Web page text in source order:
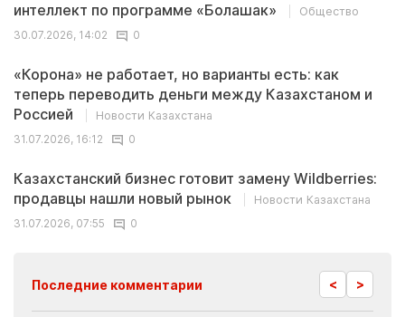
интеллект по программе «Болашак»
Общество
30.07.2026, 14:02
0
«Корона» не работает, но варианты есть: как
теперь переводить деньги между Казахстаном и
Россией
Новости Казахстана
31.07.2026, 16:12
0
Казахстанский бизнес готовит замену Wildberries:
продавцы нашли новый рынок
Новости Казахстана
31.07.2026, 07:55
0
Последние комментарии < >